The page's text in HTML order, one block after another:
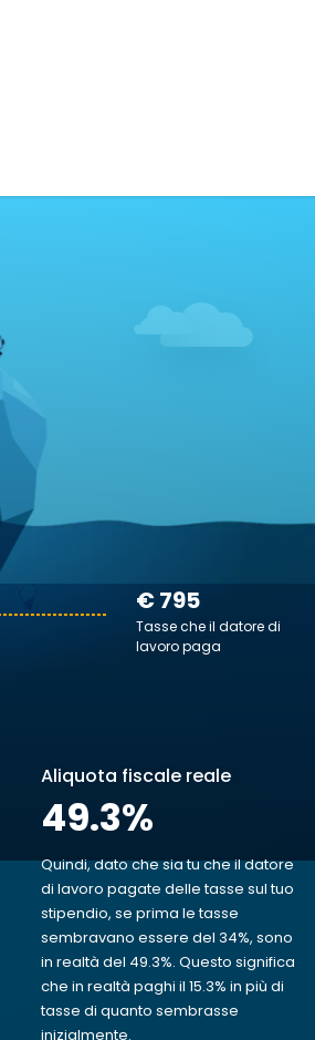
€ 795
Tasse che il datore di
lavoro paga
Aliquota fiscale reale
49.3%
Quindi, dato che sia tu che il datore
di lavoro pagate delle tasse sul tuo
stipendio, se prima le tasse
sembravano essere del 34%, sono
in realtà del 49.3%. Questo significa
che in realtà paghi il 15.3% in più di
tasse di quanto sembrasse
inizialmente.